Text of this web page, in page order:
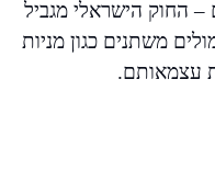
– החוק הישראלי מגביל
משתנים כגון מניות
עצמאותם.